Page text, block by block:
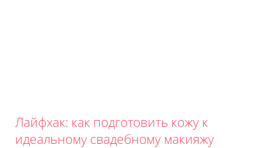
Лайфхак: как подготовить кожу к
идеальному свадебному макияжу